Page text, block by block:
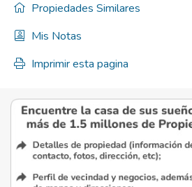
Propiedades Similares
Mis Notas
Imprimir esta pagina